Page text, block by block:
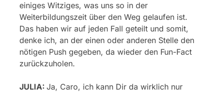
einiges Witziges, was uns so in der
Weiterbildungszeit über den Weg gelaufen ist.
Das haben wir auf jeden Fall geteilt und somit,
denke ich, an der einen oder anderen Stelle den
nötigen Push gegeben, da wieder den Fun-Fact
zurückzuholen.
JULIA: Ja, Caro, ich kann Dir da wirklich nur